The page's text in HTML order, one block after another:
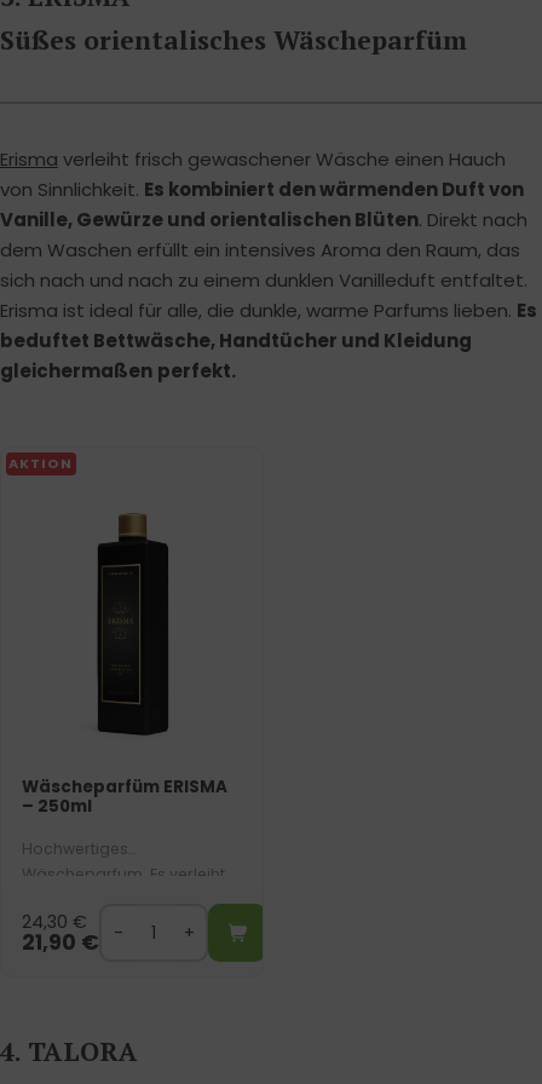
Süßes orientalisches Wäscheparfüm
Erisma verleiht frisch gewaschener Wäsche einen Hauch
von Sinnlichkeit. Es kombiniert den wärmenden Duft von
Vanille, Gewürze und orientalischen Blüten. Direkt nach
dem Waschen erfüllt ein intensives Aroma den Raum, das
sich nach und nach zu einem dunklen Vanilleduft entfaltet.
Erisma ist ideal für alle, die dunkle, warme Parfums lieben. Es
beduftet Bettwäsche, Handtücher und Kleidung
gleichermaßen perfekt.
AKTION
Wäscheparfüm ERISMA
– 250ml
Hochwertiges
Wäscheparfum. Es verleiht
süßlichen Vanilleduft mit
einem orientalischen
24,30 €
21,90 €
4. TALORA